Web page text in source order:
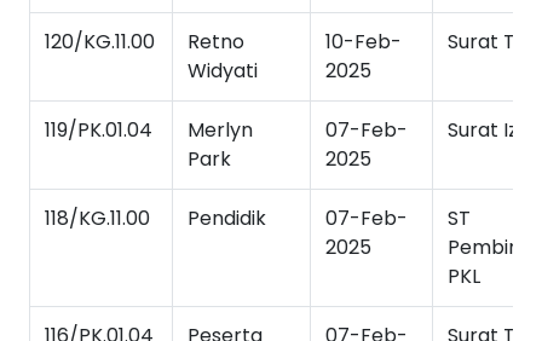
120/KG.11.00
Retno
Widyati
10-Feb-
2025
Surat
119/PK.01.04
Merlyn
Park
07-Feb-
2025
Surat Izin
118/KG.11.00 Pendidik
07-Feb-
2025
ST
PKL